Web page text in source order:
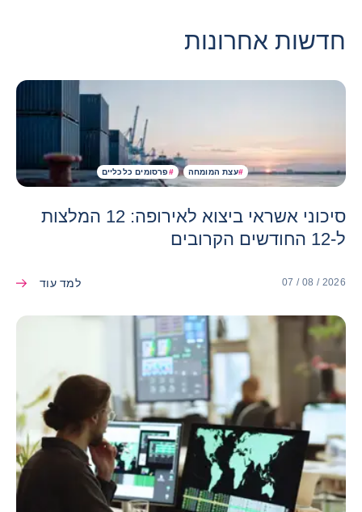
חדשות אחרונות
#עצת המומחה #פרסומים כלכליים
סיכוני אשראי ביצוא לאירופה: 12 המלצות
ל-12 החודשים הקרובים
07 / 08 / 2026 למד עוד